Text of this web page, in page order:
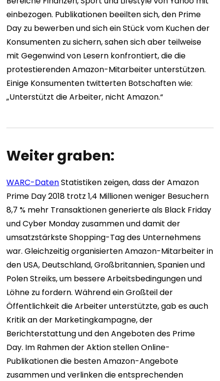
einbezogen. Publikationen beeilten sich, den Prime
Day zu bewerben und sich ein Stück vom Kuchen der
Konsumenten zu sichern, sahen sich aber teilweise
mit Gegenwind von Lesern konfrontiert, die die
protestierenden Amazon-Mitarbeiter unterstützen.
Einige Konsumenten twitterten Botschaften wie:
„Unterstützt die Arbeiter, nicht Amazon.“
Weiter graben:
WARC-DatenStatistiken zeigen, dass der Amazon
Prime Day 2018 trotz 1,4 Millionen weniger Besuchern
8,7 % mehr Transaktionen generierte als Black Friday
und Cyber ​​Monday zusammen und damit der
umsatzstärkste Shopping-Tag des Unternehmens
war. Gleichzeitig organisierten Amazon-Mitarbeiter in
den USA, Deutschland, Großbritannien, Spanien und
Polen Streiks, um bessere Arbeitsbedingungen und
Löhne zu fordern. Während ein Großteil der
Öffentlichkeit die Arbeiter unterstützte, gab es auch
Kritik an der Marketingkampagne, der
Berichterstattung und den Angeboten des Prime
Day. Im Rahmen der Aktion stellen Online-
Publikationen die besten Amazon-Angebote
zusammen und verlinken die entsprechenden